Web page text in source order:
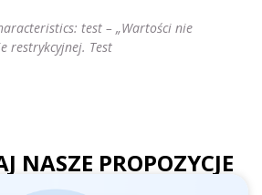
test – „Wartości nie
restrykcyjnej. Test
NASZE PROPOZYCJE